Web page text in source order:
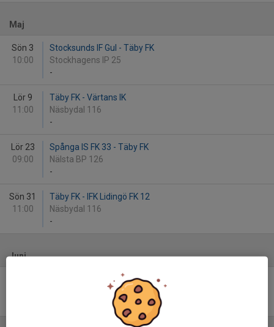
Maj
Sön 3
10:00
Stocksunds IF Gul - Täby FK
Stockhagens IP 25
-
Lör 9
11:00
Täby FK - Värtans IK
Näsbydal 116
-
Lör 23
09:00
Spånga IS FK 33 - Täby FK
Nälsta BP 126
-
Sön 31
11:00
Täby FK - IFK Lidingö FK 12
Näsbydal 116
-
Juni
Österåker United FK 2 Svart - Täby FK
Margretelunds IP 3